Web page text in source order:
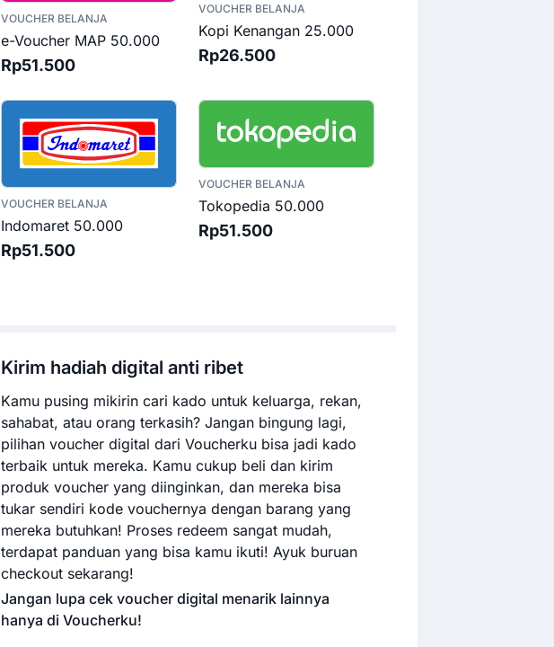
VOUCHER BELANJA
e-Voucher MAP 50.000
Rp51.500
VOUCHER BELANJA
Kopi Kenangan 25.000
Rp26.500
VOUCHER BELANJA
Indomaret 50.000
Rp51.500
VOUCHER BELANJA
Tokopedia 50.000
Rp51.500
Kirim hadiah digital anti ribet
Kamu pusing mikirin cari kado untuk keluarga, rekan,
sahabat, atau orang terkasih? Jangan bingung lagi,
pilihan voucher digital dari Voucherku bisa jadi kado
terbaik untuk mereka. Kamu cukup beli dan kirim
produk voucher yang diinginkan, dan mereka bisa
tukar sendiri kode vouchernya dengan barang yang
mereka butuhkan! Proses redeem sangat mudah,
terdapat panduan yang bisa kamu ikuti! Ayuk buruan
checkout sekarang!
Jangan lupa cek voucher digital menarik lainnya
hanya di Voucherku!